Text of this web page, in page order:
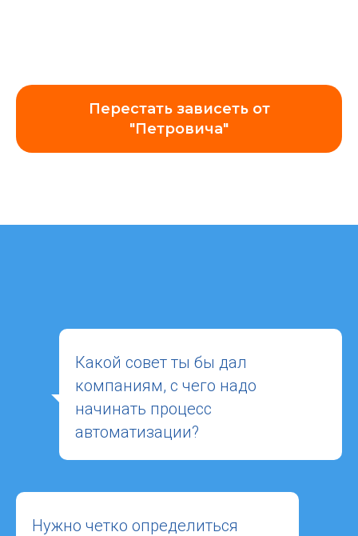
Перестать зависеть от
"Петровича"
Какой совет ты бы дал
компаниям, с чего надо
начинать процесс
автоматизации?
Нужно четко определиться